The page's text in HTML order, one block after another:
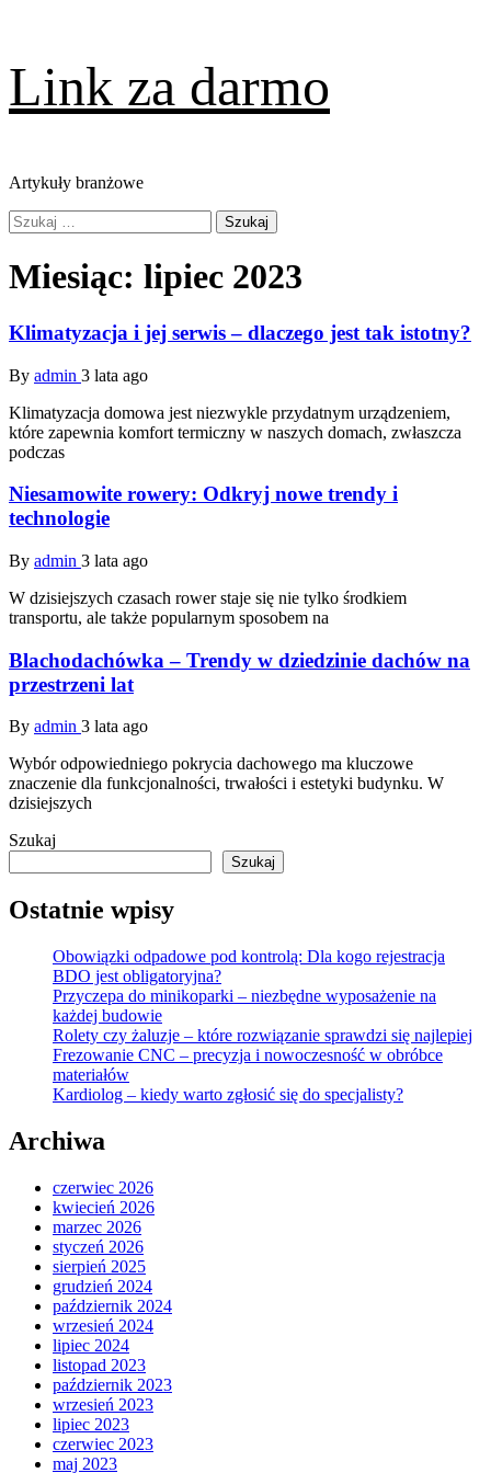
content
Link za darmo
Artykuły branżowe
Primary
Menu
Szukaj:
Miesiąc: lipiec 2023
Klimatyzacja i jej serwis – dlaczego jest tak istotny?
By admin 3 lata ago
Klimatyzacja domowa jest niezwykle przydatnym urządzeniem,
które zapewnia komfort termiczny w naszych domach, zwłaszcza
podczas
Niesamowite rowery: Odkryj nowe trendy i
technologie
By admin 3 lata ago
W dzisiejszych czasach rower staje się nie tylko środkiem
transportu, ale także popularnym sposobem na
Blachodachówka – Trendy w dziedzinie dachów na
przestrzeni lat
By admin 3 lata ago
Wybór odpowiedniego pokrycia dachowego ma kluczowe
znaczenie dla funkcjonalności, trwałości i estetyki budynku. W
dzisiejszych
Szukaj
Szukaj
Ostatnie wpisy
Obowiązki odpadowe pod kontrolą: Dla kogo rejestracja
BDO jest obligatoryjna?
Przyczepa do minikoparki – niezbędne wyposażenie na
każdej budowie
Rolety czy żaluzje – które rozwiązanie sprawdzi się najlepiej
Frezowanie CNC – precyzja i nowoczesność w obróbce
materiałów
Kardiolog – kiedy warto zgłosić się do specjalisty?
Archiwa
czerwiec 2026
kwiecień 2026
marzec 2026
styczeń 2026
sierpień 2025
grudzień 2024
październik 2024
wrzesień 2024
lipiec 2024
listopad 2023
październik 2023
wrzesień 2023
lipiec 2023
czerwiec 2023
maj 2023